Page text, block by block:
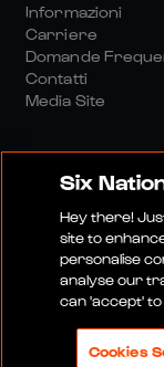
Informazioni
Carriere
Domande
Contatti
Media Site
Sito Media
Politica Sulla
Politica Sociale
Six
Hey there!
site to
personalise
analyse our
can 'accept'
Cookies